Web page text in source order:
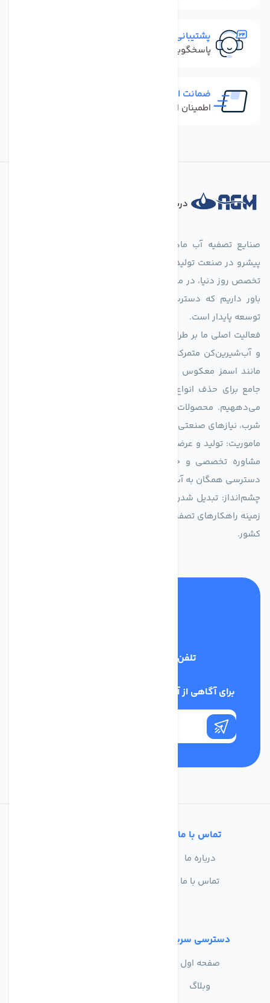
پشتیبانی سریع
پاسخگویی سریع به تماس‌ها و پیام‌ها
ضمانت اصل بودن کالا
اطمینان از خرید کالای اورجینال
درباره فروشگاه
پیشرو در صنعت تولید تجهیزات تصفیه آب، با تکیه بر دانش فنی و
تخصص روز دنیا، در مسیر تأمین آب سالم و پایدار گام برمی‌دارد. ما
باور داریم که دسترسی به آب پاک، یک حق اساسی و زیربنای
توسعه پایدار است.
فعالیت اصلی ما بر طراحی و تولید سیستم‌های پیشرفته تصفیه آب
و آب‌شیرین‌کن متمرکز است. ما با بهره‌گیری از فناوری‌های نوین
جامع برای حذف انواع آلاینده‌ها، املاح و نمک از منابع آبی ارائه
می‌دههیم. محصولات ما برای مصارف متنوعی از جمله تأمین آب
شرب، نیازهای صنعتی و کشاورزی طراحی و بهینه‌سازی شده‌اند.
ماموریت: تولید و عرضه محصولاتی با بالاترین استاندارد کیفی، ارائه
مشاوره تخصصی و خدمات پس از فروش مطمئن برای تضمین
دسترسی همگان به آب پاک و سالم.
چشم‌انداز: تبدیل شدن به انتخاب اول صنایع و مصرف‌کنندگان در
زمینه راهکارهای تصفیه آب و ایفای نقشی کلیدی در حفظ منابع آبی
کشور.
تلفن پشتیبانی
برای آگاهی از آخرین اخبار در خبرنامه ما عضو شوید
تماس با ما
درباره ما
تماس با ما
دسترسی سریع
صفحه اول
وبلاگ